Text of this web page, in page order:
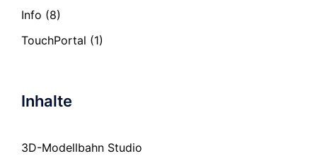
Info (8)
TouchPortal (1)
Inhalte
3D-Modellbahn Studio